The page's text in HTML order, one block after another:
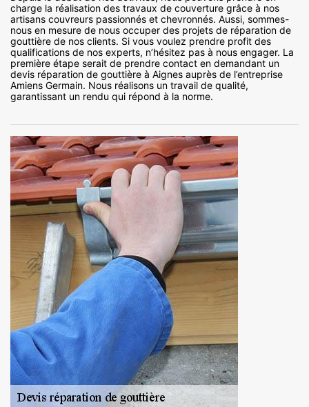
charge la réalisation des travaux de couverture grâce à nos
artisans couvreurs passionnés et chevronnés. Aussi, sommes-
nous en mesure de nous occuper des projets de réparation de
gouttière de nos clients. Si vous voulez prendre profit des
qualifications de nos experts, n’hésitez pas à nous engager. La
première étape serait de prendre contact en demandant un
devis réparation de gouttière à Aignes auprès de l’entreprise
Amiens Germain. Nous réalisons un travail de qualité,
garantissant un rendu qui répond à la norme.